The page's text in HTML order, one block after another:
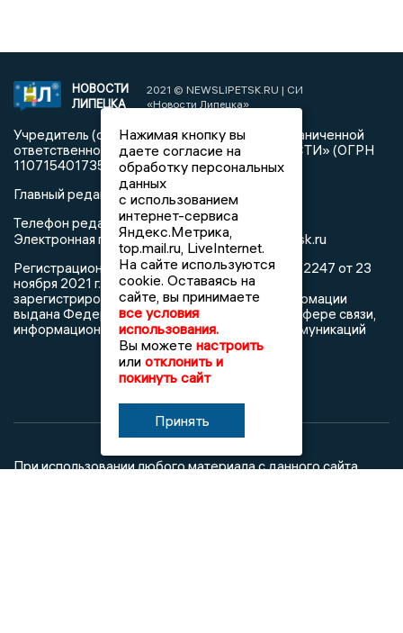
НОВОСТИ
ЛИПЕЦКА
2021 © NEWSLIPETSK.RU | СИ
«Новости Липецка»
Учредитель (соучредители): Общество с ограниченной
ответственностью «РЕГИОНАЛЬНЫЕ НОВОСТИ» (ОГРН
1107154017354)
Главный редактор: Герцог Е.Г.
Телефон редакции: +7 903 699 9427
Электронная почта редакции:info@newslipetsk.ru
Регистрационный номер: серия Эл № ФС77-82247 от 23
ноября 2021 г. согласно выписке из реестра
зарегистрированных средств массовой информации
выдана Федеральной службой по надзору в сфере связи,
информационных технологий и массовых коммуникаций
При использовании любого материала с данного сайта
Нажимая кнопку вы
даете согласие на
обработку персональных
данных
с использованием
интернет-сервиса
Яндекс.Метрика,
top.mail.ru, LiveInternet.
На сайте используются
cookie. Оставаясь на
сайте, вы принимаете
все условия
использования.
Вы можете настроить
или отклонить и
покинуть сайт
Принять